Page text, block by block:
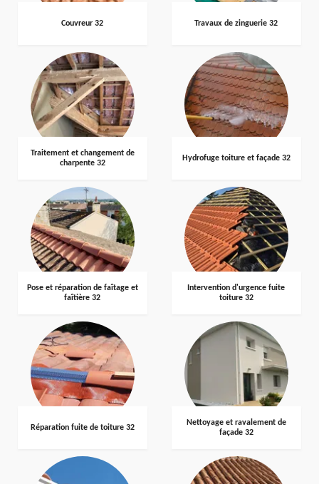
Couvreur 32 Travaux de zinguerie 32
Traitement et changement de
charpente 32
Hydrofuge toiture et façade 32
Pose et réparation de faîtage et
faîtière 32
Intervention d'urgence fuite
toiture 32
Réparation fuite de toiture 32
Nettoyage et ravalement de
façade 32